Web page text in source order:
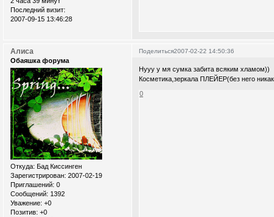
Последний визит:
2007-09-15 13:46:28
Поделиться2007-02-22 14:50:36
Алиса
Обаяшка форума
Откуда: Бад Киссинген
Зарегистрирован: 2007-02-19
Приглашений: 0
Сообщений: 1392
Уважение: +0
Позитив: +0
Нууу у мя сумка забита всяким хламом))
Косметика,зеркала ПЛЕЙЕР(без него
0